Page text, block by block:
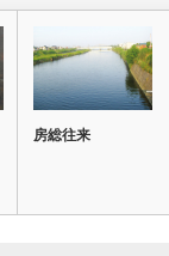
房総往来